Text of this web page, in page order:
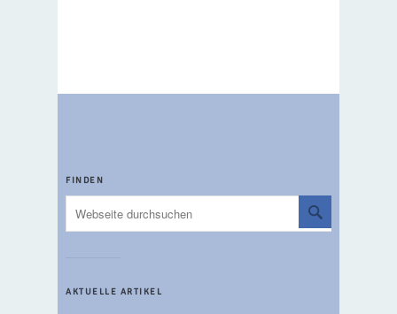
FINDEN
AKTUELLE ARTIKEL